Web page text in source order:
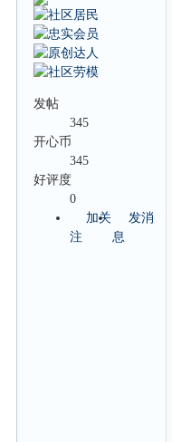
发帖
345
开心币
345
好评度
0
加关
注
发消
息